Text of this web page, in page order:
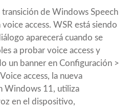
de Windows Speech
access. WSR está siendo
aparecerá cuando se
a probar voice access y
un banner en Configuración >
access, la nueva
Windows 11, utiliza
en el dispositivo,